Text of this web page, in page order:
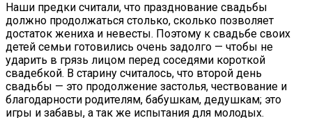
Наши предки считали, что празднование свадьбы
должно продолжаться столько, сколько позволяет
достаток жениха и невесты. Поэтому к свадьбе своих
детей семьи готовились очень задолго — чтобы не
ударить в грязь лицом перед соседями короткой
свадебкой. В старину считалось, что второй день
свадьбы — это продолжение застолья, чествование и
благодарности родителям, бабушкам, дедушкам; это
игры и забавы, а так же испытания для молодых.